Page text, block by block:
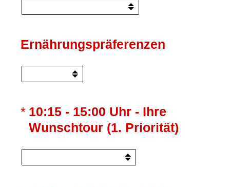
Ernährungspräferenzen
* 10:15 - 15:00 Uhr - Ihre
Wunschtour (1. Priorität)
(Erforderlich.)